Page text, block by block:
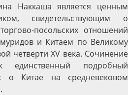
Наккаша является ценным
свидетельствующим о
посольских отношений
и Китаем по Великому
четверти XV века. Сочинение
единственный подробный
о Китае на средневековом